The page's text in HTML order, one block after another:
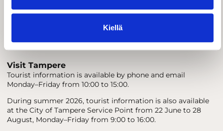
Kiellä
Visit Tampere
Tourist information is available by phone and email
Monday–Friday from 10:00 to 15:00.
During summer 2026, tourist information is also available
at the City of Tampere Service Point from 22 June to 28
August, Monday–Friday from 9:00 to 16:00.